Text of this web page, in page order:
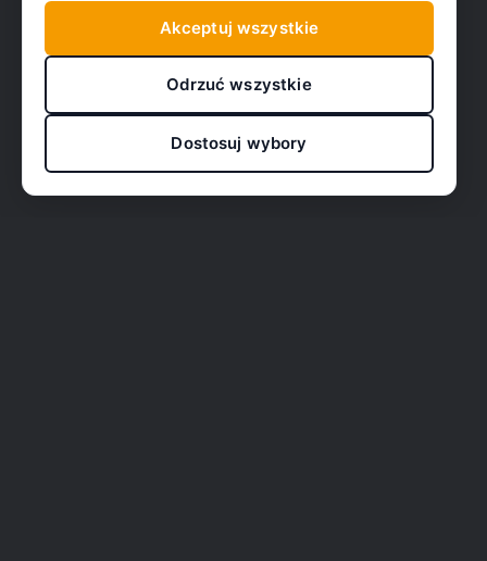
Akceptuj wszystkie
Odrzuć wszystkie
Dostosuj wybory